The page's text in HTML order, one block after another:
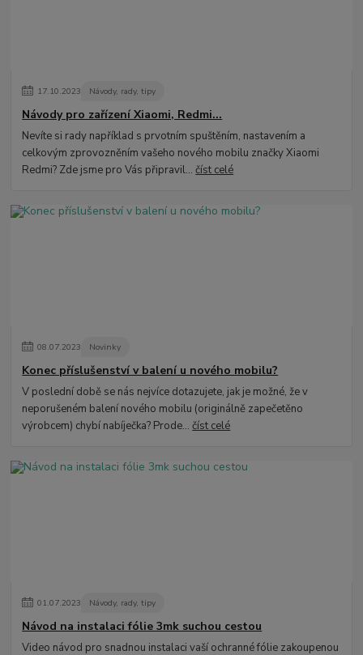
17.10.2023 Návody, rady, tipy
Návody pro zařízení Xiaomi, Redmi...
Nevíte si rady například s prvotním spuštěním, nastavením a
celkovým zprovozněním vašeho nového mobilu značky Xiaomi
Redmi? Zde jsme pro Vás připravil...číst celé
08.07.2023 Novinky
Konec příslušenství v balení u nového mobilu?
V poslední době se nás nejvíce dotazujete, jak je možné, že v
neporušeném balení nového mobilu (originálně zapečetěno
výrobcem) chybí nabíječka? Prode...číst celé
01.07.2023 Návody, rady, tipy
Návod na instalaci fólie 3mk suchou cestou
Video návod pro snadnou instalaci vaší ochranné fólie zakoupenou